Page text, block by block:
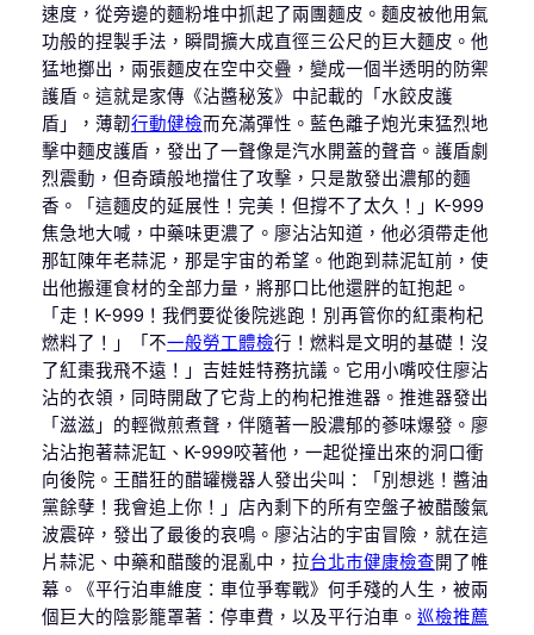
速度，從旁邊的麵粉堆中抓起了兩團麵皮。麵皮被他用氣
功般的捏製手法，瞬間擴大成直徑三公尺的巨大麵皮。他
猛地擲出，兩張麵皮在空中交疊，變成一個半透明的防禦
護盾。這就是家傳《沾醬秘笈》中記載的「水餃皮護
盾」，薄韌行動健檢而充滿彈性。藍色離子炮光束猛烈地
擊中麵皮護盾，發出了一聲像是汽水開蓋的聲音。護盾劇
烈震動，但奇蹟般地擋住了攻擊，只是散發出濃郁的麵
香。「這麵皮的延展性！完美！但撐不了太久！」K-999
焦急地大喊，中藥味更濃了。廖沾沾知道，他必須帶走他
那缸陳年老蒜泥，那是宇宙的希望。他跑到蒜泥缸前，使
出他搬運食材的全部力量，將那口比他還胖的缸抱起。
「走！K-999！我們要從後院逃跑！別再管你的紅棗枸杞
燃料了！」「不一般勞工體檢行！燃料是文明的基礎！沒
了紅棗我飛不遠！」吉娃娃特務抗議。它用小嘴咬住廖沾
沾的衣領，同時開啟了它背上的枸杞推進器。推進器發出
「滋滋」的輕微煎煮聲，伴隨著一股濃郁的蔘味爆發。廖
沾沾抱著蒜泥缸、K-999咬著他，一起從撞出來的洞口衝
向後院。王醋狂的醋罐機器人發出尖叫：「別想逃！醬油
黨餘孽！我會追上你！」店內剩下的所有空盤子被醋酸氣
波震碎，發出了最後的哀鳴。廖沾沾的宇宙冒險，就在這
片蒜泥、中藥和醋酸的混亂中，拉台北巿健康檢查開了帷
幕。《平行泊車維度：車位爭奪戰》何手殘的人生，被兩
個巨大的陰影籠罩著：停車費，以及平行泊車。 巡檢推薦